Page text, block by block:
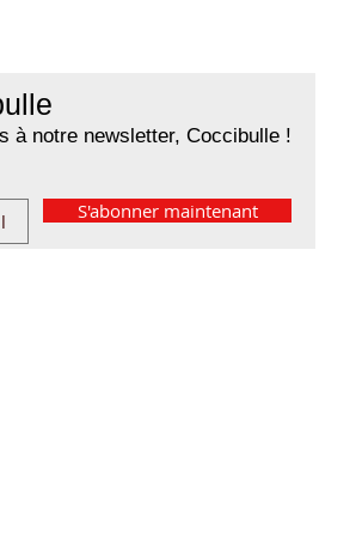
à notre newsletter, Coccibulle !
S'abonner maintenant